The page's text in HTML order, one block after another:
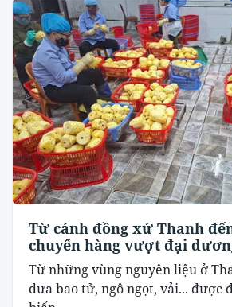
Từ cánh đồng xứ Thanh
chuyến hàng vượt đại
Từ những vùng nguyên liệu ở
dưa bao tử, ngô ngọt, vải... được